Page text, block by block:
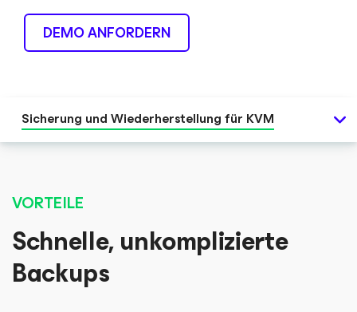
DEMO ANFORDERN
Sicherung und Wiederherstellung für KVM
VORTEILE
Schnelle, unkomplizierte
Backups